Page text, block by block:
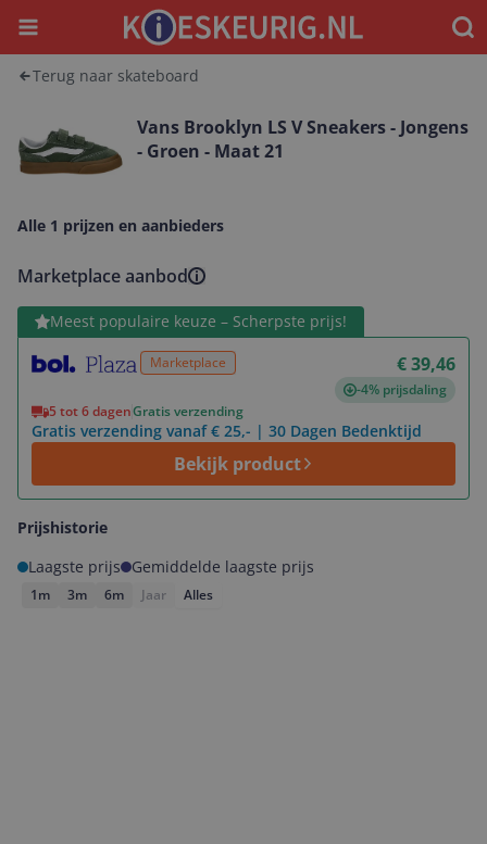
Menu
Terug naar skateboard
Vans Brooklyn LS V Sneakers - Jongens
- Groen - Maat 21
Alle 1 prijzen en aanbieders
Marketplace aanbod
Meest populaire keuze – Scherpste prijs!
Marketplace € 39,46
-4% prijsdaling
5 tot 6 dagenGratis verzending
Gratis verzending vanaf € 25,- | 30 Dagen Bedenktijd
Bekijk product
Bekijk product
Prijshistorie
Laagste prijs
Gemiddelde laagste prijs
1m 3m 6m Jaar Alles